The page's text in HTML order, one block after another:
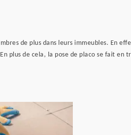
de plus dans leurs immeubles. En
plus de cela, la pose de placo se fait en